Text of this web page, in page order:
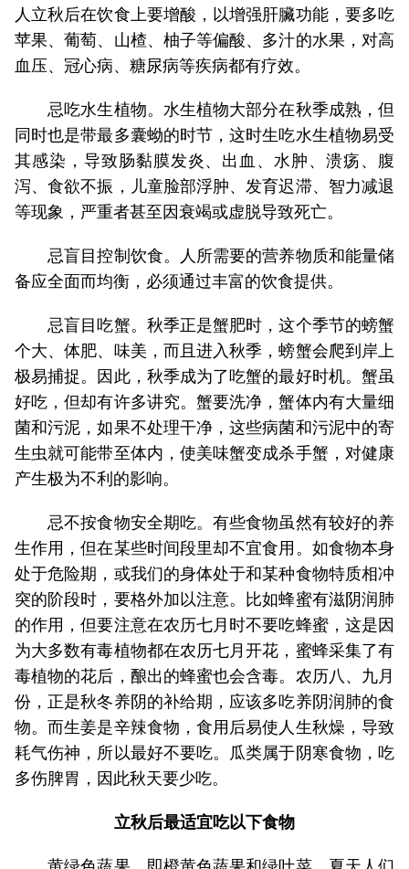
人立秋后在饮食上要增酸，以增强肝臟功能，要多吃
苹果、葡萄、山楂、柚子等偏酸、多汁的水果，对高
血压、冠心病、糖尿病等疾病都有疗效。
忌吃水生植物。水生植物大部分在秋季成熟，但
同时也是带最多囊蚴的时节，这时生吃水生植物易受
其感染，导致肠黏膜发炎、出血、水肿、溃疡、腹
泻、食欲不振，儿童脸部浮肿、发育迟滞、智力减退
等现象，严重者甚至因衰竭或虚脱导致死亡。
忌盲目控制饮食。人所需要的营养物质和能量储
备应全面而均衡，必须通过丰富的饮食提供。
忌盲目吃蟹。秋季正是蟹肥时，这个季节的螃蟹
个大、体肥、味美，而且进入秋季，螃蟹会爬到岸上
极易捕捉。因此，秋季成为了吃蟹的最好时机。蟹虽
好吃，但却有许多讲究。蟹要洗净，蟹体内有大量细
菌和污泥，如果不处理干净，这些病菌和污泥中的寄
生虫就可能带至体内，使美味蟹变成杀手蟹，对健康
产生极为不利的影响。
忌不按食物安全期吃。有些食物虽然有较好的养
生作用，但在某些时间段里却不宜食用。如食物本身
处于危险期，或我们的身体处于和某种食物特质相冲
突的阶段时，要格外加以注意。比如蜂蜜有滋阴润肺
的作用，但要注意在农历七月时不要吃蜂蜜，这是因
为大多数有毒植物都在农历七月开花，蜜蜂采集了有
毒植物的花后，酿出的蜂蜜也会含毒。农历八、九月
份，正是秋冬养阴的补给期，应该多吃养阴润肺的食
物。而生姜是辛辣食物，食用后易使人生秋燥，导致
耗气伤神，所以最好不要吃。瓜类属于阴寒食物，吃
多伤脾胃，因此秋天要少吃。
立秋后最适宜吃以下食物